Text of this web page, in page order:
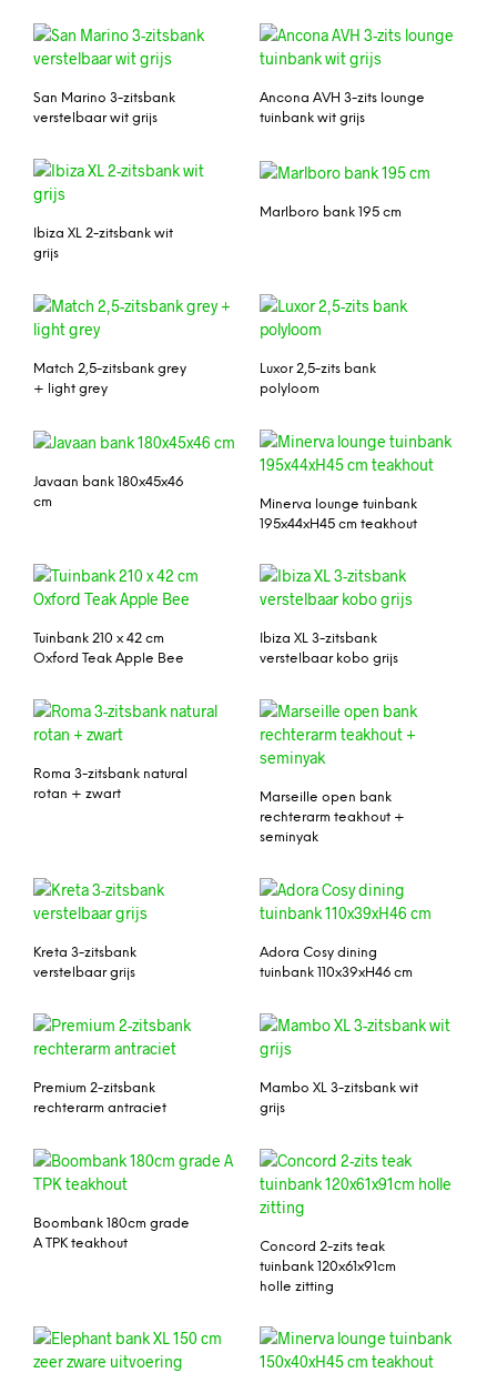
San Marino 3-zitsbank
verstelbaar wit grijs
Ancona AVH 3-zits lounge
tuinbank wit grijs
Ibiza XL 2-zitsbank wit
grijs
Marlboro bank 195 cm
Match 2,5-zitsbank grey
+ light grey
Luxor 2,5-zits bank
polyloom
Javaan bank 180x45x46
cm
Minerva lounge tuinbank
195x44xH45 cm teakhout
Tuinbank 210 x 42 cm
Oxford Teak Apple Bee
Ibiza XL 3-zitsbank
verstelbaar kobo grijs
Roma 3-zitsbank natural
rotan + zwart
Marseille open bank
rechterarm teakhout +
seminyak
Kreta 3-zitsbank
verstelbaar grijs
Adora Cosy dining
tuinbank 110x39xH46 cm
Premium 2-zitsbank
rechterarm antraciet
Mambo XL 3-zitsbank wit
grijs
Boombank 180cm grade
A TPK teakhout
Concord 2-zits teak
tuinbank 120x61x91cm
holle zitting